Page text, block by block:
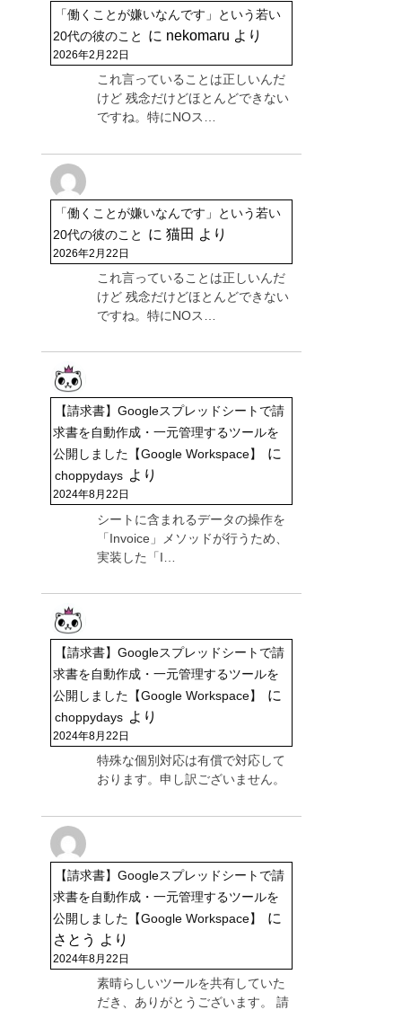
「働くことが嫌いなんです」という若い
20代の彼のこと
に nekomaru より
2026年2月22日
これ言っていることは正しいんだ
けど 残念だけどほとんどできない
ですね。特にNOス…
「働くことが嫌いなんです」という若い
20代の彼のこと
に 猫田 より
2026年2月22日
これ言っていることは正しいんだ
けど 残念だけどほとんどできない
ですね。特にNOス…
【請求書】Googleスプレッドシートで請
求書を自動作成・一元管理するツールを
公開しました【Google Workspace】
に
choppydays より
2024年8月22日
シートに含まれるデータの操作を
「Invoice」メソッドが行うため、
実装した「I…
【請求書】Googleスプレッドシートで請
求書を自動作成・一元管理するツールを
公開しました【Google Workspace】
に
choppydays より
2024年8月22日
特殊な個別対応は有償で対応して
おります。申し訳ございません。
【請求書】Googleスプレッドシートで請
求書を自動作成・一元管理するツールを
公開しました【Google Workspace】
に
さとう より
2024年8月22日
素晴らしいツールを共有していた
だき、ありがとうございます。 請